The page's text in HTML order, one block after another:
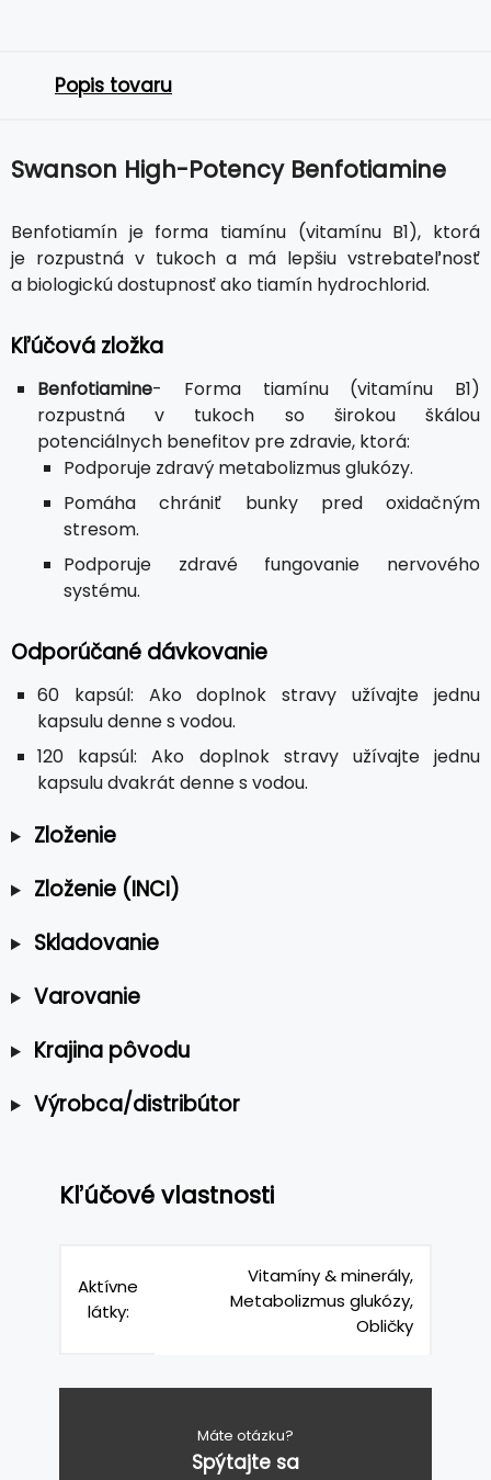
Popis tovaru
Swanson High-Potency Benfotiamine
Benfotiamín je forma tiamínu (vitamínu B1), ktorá
je rozpustná v tukoch a má lepšiu vstrebateľnosť
a biologickú dostupnosť ako tiamín hydrochlorid.
Kľúčová zložka
Benfotiamine- Forma tiamínu (vitamínu B1)
rozpustná v tukoch so širokou škálou
potenciálnych benefitov pre zdravie, ktorá:
Podporuje zdravý metabolizmus glukózy.
Pomáha chrániť bunky pred oxidačným
stresom.
Podporuje zdravé fungovanie nervového
systému.
Odporúčané dávkovanie
60 kapsúl: Ako doplnok stravy užívajte jednu
kapsulu denne s vodou.
120 kapsúl: Ako doplnok stravy užívajte jednu
kapsulu dvakrát denne s vodou.
Zloženie
Zloženie (INCI)
Skladovanie
Varovanie
Krajina pôvodu
Výrobca/distribútor
Kľúčové vlastnosti
Aktívne
látky:
Vitamíny & minerály,
Metabolizmus glukózy,
Obličky
Máte otázku?
Spýtajte sa